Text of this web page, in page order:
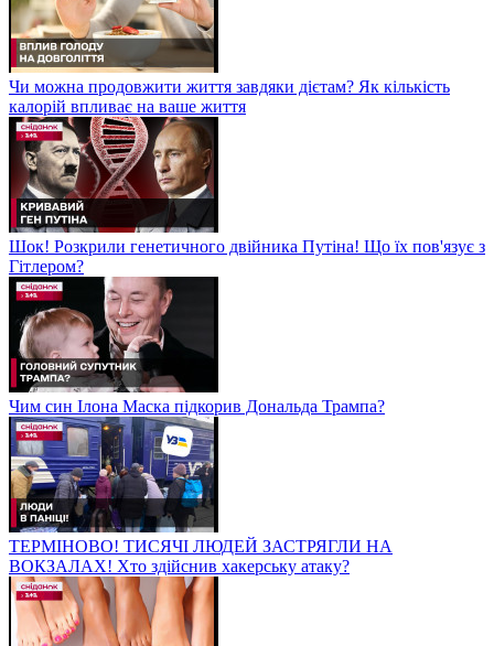
Чи можна продовжити життя завдяки дієтам? Як кількість
калорій впливає на ваше життя
Шок! Розкрили генетичного двійника Путіна! Що їх пов'язує з
Гітлером?
Чим син Ілона Маска підкорив Дональда Трампа?
ТЕРМІНОВО! ТИСЯЧІ ЛЮДЕЙ ЗАСТРЯГЛИ НА
ВОКЗАЛАХ! Хто здійснив хакерську атаку?